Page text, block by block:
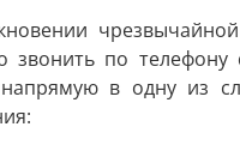
звонить по телефону
в одну из